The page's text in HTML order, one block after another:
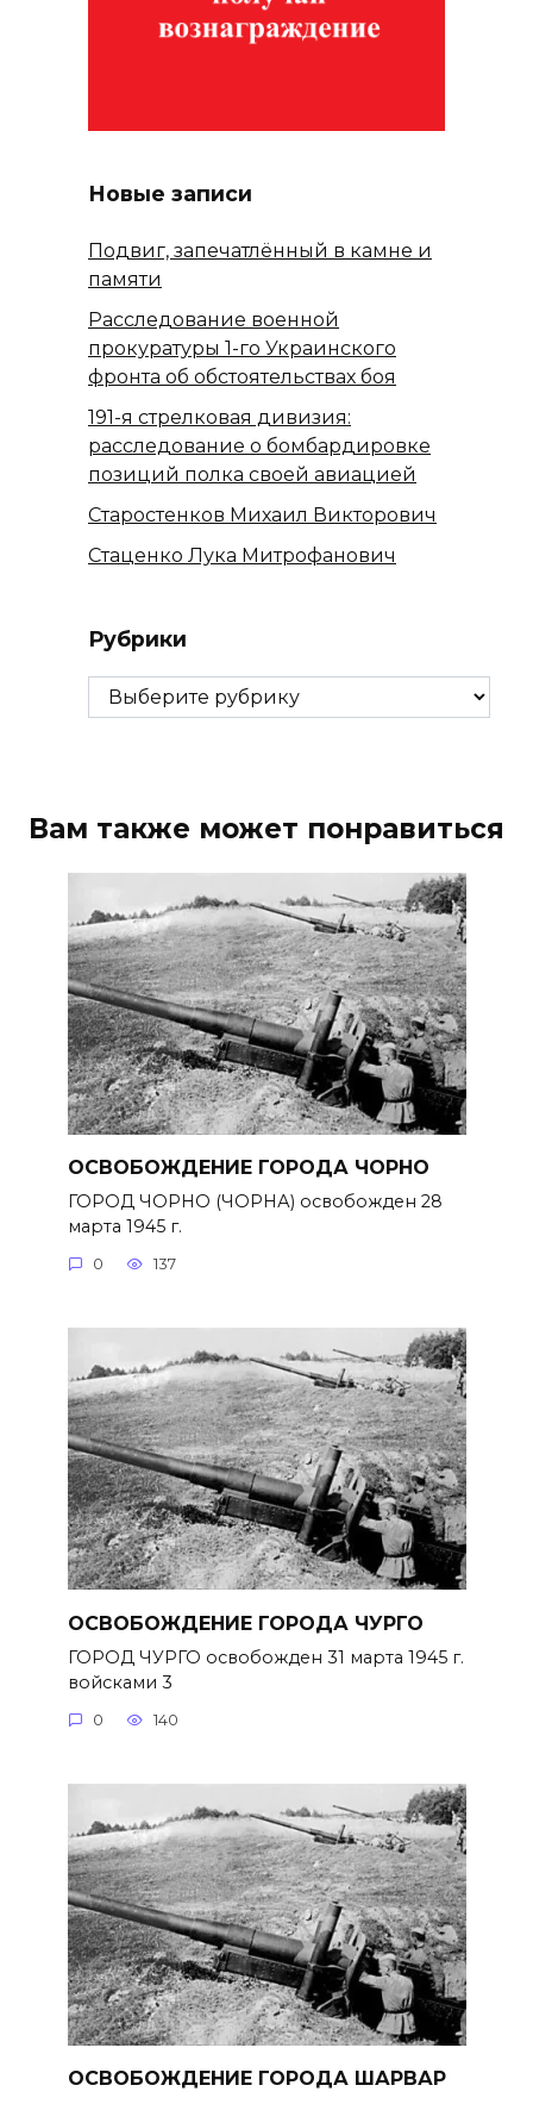
Новые записи
Подвиг, запечатлённый в камне и
памяти
Расследование военной
прокуратуры 1-го Украинского
фронта об обстоятельствах боя
191-я стрелковая дивизия:
расследование о бомбардировке
позиций полка своей авиацией
Старостенков Михаил Викторович
Стаценко Лука Митрофанович
Рубрики
Рубрики
Вам также может понравиться
ОСВОБОЖДЕНИЕ ГОРОДА ЧОРНО
ГОРОД ЧОРНО (ЧОРНА) освобожден 28
марта 1945 г.
0 137
ОСВОБОЖДЕНИЕ ГОРОДА ЧУРГО
ГОРОД ЧУРГО освобожден 31 марта 1945 г.
войсками 3
0 140
ОСВОБОЖДЕНИЕ ГОРОДА ШАРВАР